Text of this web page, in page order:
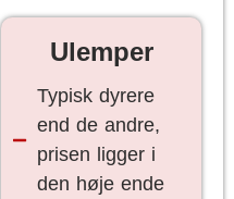
Ulemper
Typisk dyrere
end de andre,
prisen ligger i
den høje ende